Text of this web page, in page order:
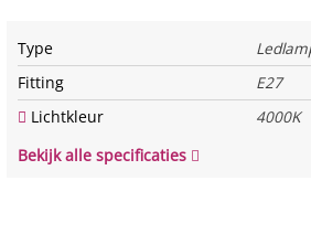
Type
Fitting
E27
Lichtkleur
4000K
Bekijk alle specificaties